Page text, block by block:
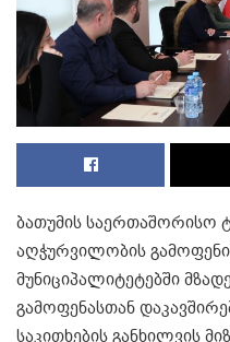
ბათუმის საერთაშორისო
აღჭურვილობის
მუნიციპალიტეტებში
გამოფენასთან
საკითხების განხილვის